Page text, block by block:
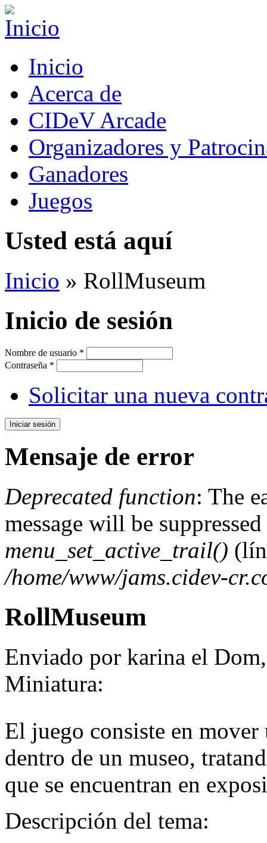
Inicio
Acerca de
CIDeV Arcade
Organizadores y
Ganadores
Juegos
Usted está aquí
Inicio » RollMuseum
Inicio de sesión
Nombre de usuario *
Contraseña *
Solicitar una nueva
Mensaje de error
Deprecated function: The
message will be
menu_set_active_trail()
/home/www/jams.cidev-
RollMuseum
Enviado por karina el
Miniatura:
El juego consiste en mover
dentro de un museo,
que se encuentran en
Descripción del tema: